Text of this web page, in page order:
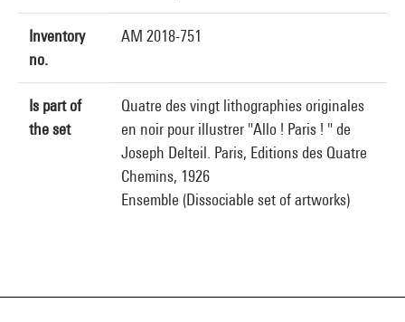
Inventory
no.
AM 2018-751
Is part of
the set
Quatre des vingt lithographies originales
en noir pour illustrer "Allo ! Paris ! " de
Joseph Delteil. Paris, Editions des Quatre
Chemins, 1926
Ensemble (Dissociable set of artworks)